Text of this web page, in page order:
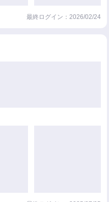
最終ログイン：2026/02/24